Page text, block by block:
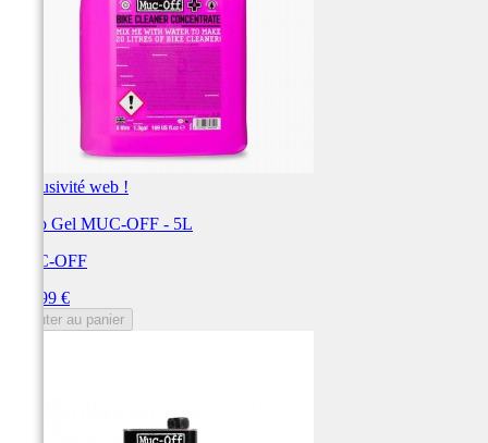
Exclusivité web !
Nano Gel MUC-OFF - 5L
MUC-OFF
146,99 €
Ajouter au panier